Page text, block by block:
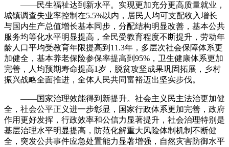
——民生福祉达到新水平。实现更加充分更高质量就业，
城镇调查失业率控制在5.5%以内，居民人均可支配收入增长
与国内生产总值增长基本同步，分配结构明显改善，基本公共
服务均等化水平明显提高，全民受教育程度不断提升，劳动年
龄人口平均受教育年限提高到11.3年，多层次社会保障体系更
加健全，基本养老保险参保率提高到95%，卫生健康体系更加
完善，人均预期寿命提高1岁，脱贫攻坚成果巩固拓展，乡村
振兴战略全面推进，全体人民共同富裕迈出坚实步伐。
——国家治理效能得到新提升。社会主义民主法治更加健
全，社会公平正义进一步彰显，国家行政体系更加完善，政府
作用更好发挥，行政效率和公信力显著提升，社会治理特别是
基层治理水平明显提高，防范化解重大风险体制机制不断健
全，突发公共事件应急处置能力显著增强，自然灾害防御水平